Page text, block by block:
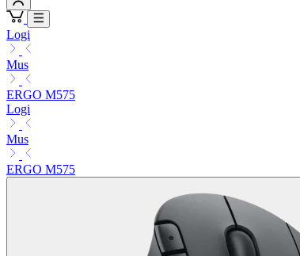
Logi
Mus
ERGO M575
Logi
Mus
ERGO M575